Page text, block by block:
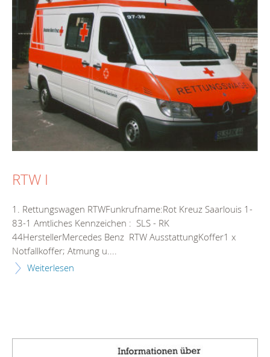
RTW I
1. Rettungswagen RTWFunkrufname:Rot Kreuz Saarlouis 1-
83-1 Amtliches Kennzeichen : SLS - RK
44HerstellerMercedes Benz RTW AusstattungKoffer1 x
Notfallkoffer; Atmung u....
Weiterlesen